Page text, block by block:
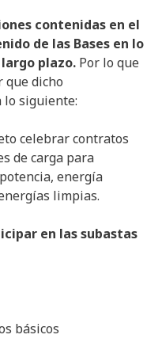
contenidas en el
de las Bases en lo
plazo. Por lo que
dicho
lo siguiente:
celebrar contratos
de carga para
energía
limpias.
en las subastas
básicos